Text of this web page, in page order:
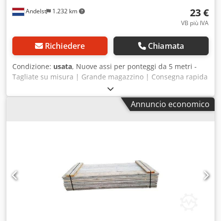
Andelst 1.232 km 23 €
VB più IVA
Richiedere Chiamata
Condizione: usata, Nuove assi per ponteggi da 5 metri -
Tagliate su misura | Grande magazzino | Consegna rapida
in tutto il mondo Crjdpfewg Ebysx Adrsf Stai cercando assi
per ponteggi resistenti e affidabili? ABS Trading propone
assi per ponteggi in legno da 5 metri, ideali per l'edilizia, la
(dimensioni personalizzate disponibili su richiesta) -
Condizione: Nuovo e usato in magazzino - Materiale: legno
resistente, rifinito professionalmente - Adatto per: sistemi
di ponteggi, pavimenti, costruzioni creative e altro ancora
Annuncio economico